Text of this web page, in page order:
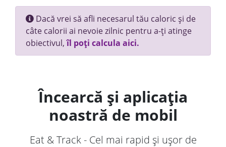
Dacă vrei să afli necesarul tău caloric și de
câte calorii ai nevoie zilnic pentru a-ți atinge
obiectivul,îl poți calcula aici.
Încearcă și aplicația
noastră de mobil
Eat & Track - Cel mai rapid și ușor de